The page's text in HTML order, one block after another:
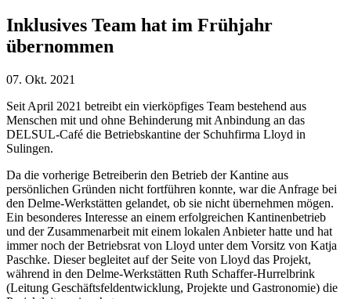
Inklusives Team hat im Frühjahr
übernommen
07. Okt. 2021
Seit April 2021 betreibt ein vierköpfiges Team bestehend aus
Menschen mit und ohne Behinderung mit Anbindung an das
DELSUL-Café die Betriebskantine der Schuhfirma Lloyd in
Sulingen.
Da die vorherige Betreiberin den Betrieb der Kantine aus
persönlichen Gründen nicht fortführen konnte, war die Anfrage bei
den Delme-Werkstätten gelandet, ob sie nicht übernehmen mögen.
Ein besonderes Interesse an einem erfolgreichen Kantinenbetrieb
und der Zusammenarbeit mit einem lokalen Anbieter hatte und hat
immer noch der Betriebsrat von Lloyd unter dem Vorsitz von Katja
Paschke. Dieser begleitet auf der Seite von Lloyd das Projekt,
während in den Delme-Werkstätten Ruth Schaffer-Hurrelbrink
(Leitung Geschäftsfeldentwicklung, Projekte und Gastronomie) die